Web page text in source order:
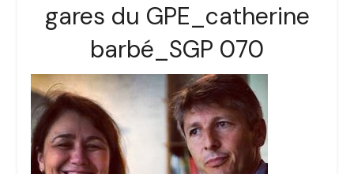
gares du GPE_catherine
barbé_SGP 070